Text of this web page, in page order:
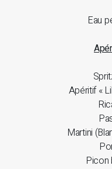
Eau
Apéritif «
Martini
Picon